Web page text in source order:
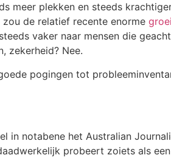
meer plekken en steeds
de relatief recente enorme
vaker naar mensen die
zekerheid? Nee.
pogingen tot
notabene het Australian
probeert zoiets als